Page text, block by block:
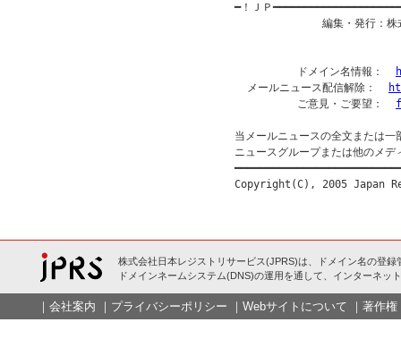
━！ＪＰ
編集・発行：株
          ドメイン名情報：
  メールニュース配信解除：
          ご意見・ご要望：
当メールニュースの全文または
ニュースグループまたは他のメ
株式会社日本レジストリサービス(JPRS)は、ドメイン名の登録
ドメインネームシステム(DNS)の運用を通して、インターネッ
｜ 会社案内 ｜ プライバシーポリシー ｜ Webサイトについて ｜ 著作権